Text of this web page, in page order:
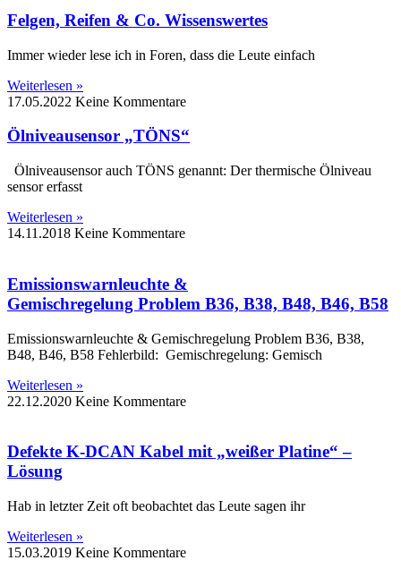
Felgen, Reifen & Co. Wissenswertes
Immer wieder lese ich in Foren, dass die Leute einfach
Weiterlesen »
17.05.2022 Keine Kommentare
Ölniveausensor „TÖNS“
Ölniveausensor auch TÖNS genannt: Der thermische Ölniveau
sensor erfasst
Weiterlesen »
14.11.2018 Keine Kommentare
Emissionswarnleuchte &
Gemischregelung Problem B36, B38, B48, B46, B58
Emissionswarnleuchte & Gemischregelung Problem B36, B38,
B48, B46, B58 Fehlerbild: Gemischregelung: Gemisch
Weiterlesen »
22.12.2020 Keine Kommentare
Defekte K-DCAN Kabel mit „weißer Platine“ –
Lösung
Hab in letzter Zeit oft beobachtet das Leute sagen ihr
Weiterlesen »
15.03.2019 Keine Kommentare